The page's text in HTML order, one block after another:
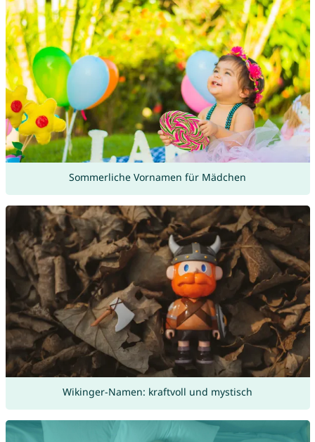
Sommerliche Vornamen für Mädchen
Wikinger-Namen: kraftvoll und mystisch